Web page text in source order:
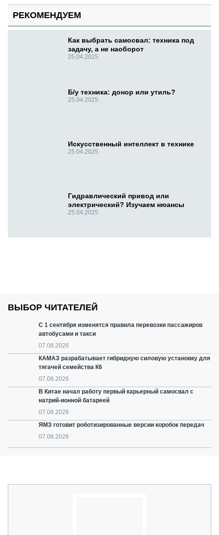
РЕКОМЕНДУЕМ
Как выбрать самосвал: техника под
задачу, а не наоборот
25.04.2025
Б/у техника: донор или утиль?
25.04.2025
Искусственный интеллект в технике
25.04.2025
Гидравлический привод или
электрический? Изучаем нюансы
25.04.2025
ВЫБОР ЧИТАТЕЛЕЙ
С 1 сентября изменятся правила перевозки пассажиров
автобусами и такси
07.08.2026
КАМАЗ разрабатывает гибридную силовую установку для
тягачей семейства К6
07.08.2026
В Китае начал работу первый карьерный самосвал с
натрий-ионной батареей
07.08.2026
ЯМЗ готовит роботизированные версии коробок передач
07.08.2026